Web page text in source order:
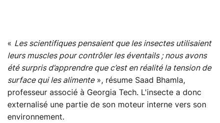
« Les scientifiques pensaient que les insectes utilisaient
leurs muscles pour contrôler les éventails ; nous avons
été surpris d’apprendre que c’est en réalité la tension de
surface qui les alimente», résume Saad Bhamla,
professeur associé à Georgia Tech. L'insecte a donc
externalisé une partie de son moteur interne vers son
environnement.